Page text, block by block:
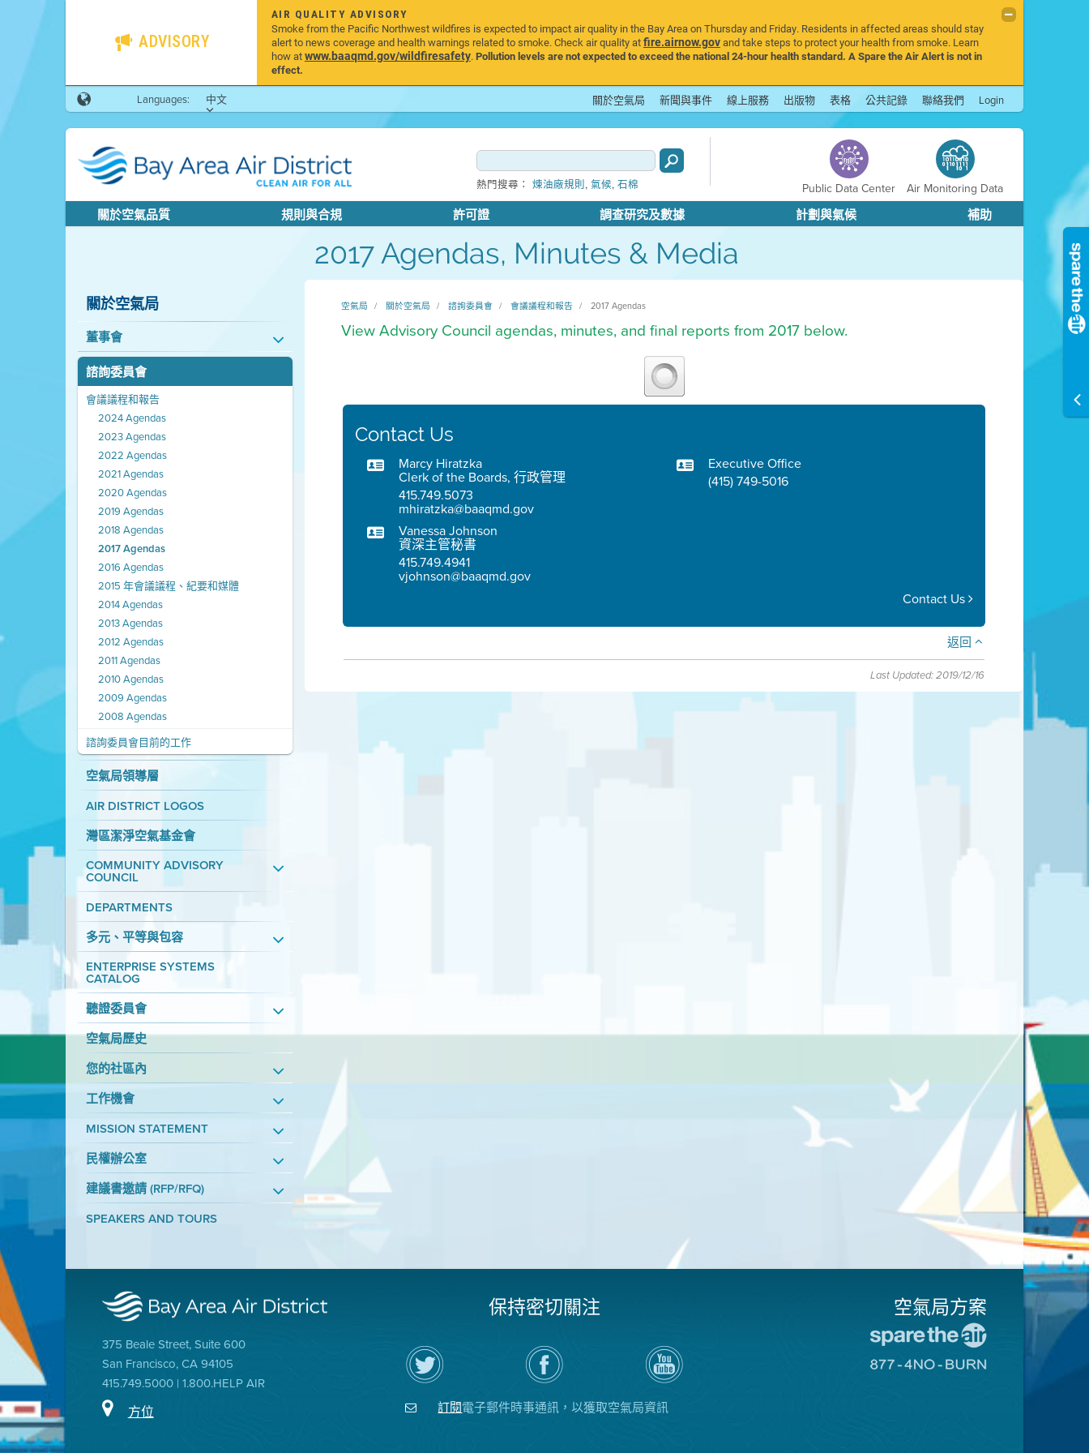
ADVISORY
AIR QUALITY ADVISORY
Smoke from the Pacific Northwest wildfires is expected to impact air quality in the Bay Area on Thursday and Friday. Residents in affected areas should stay
alert to news coverage and health warnings related to smoke. Check air quality atfire.airnow.govand take steps to protect your health from smoke. Learn
how atwww.baaqmd.gov/wildfiresafety.Pollution levels are not expected to exceed the national 24-hour health standard. A Spare the Air Alert is not in
effect.
Languages:
中文 關於空氣局 新聞與事件 線上服務 出版物 表格 公共記錄 聯絡我們 Login
熱門搜尋： 煉油廠規則 , 氣候, 石棉 Public Data Center Air Monitoring Data
關於空氣品質 規則與合規 許可證 調查研究及數據 計劃與氣候 補助
2017 Agendas, Minutes & Media
關於空氣局
董事會
諮詢委員會
會議議程和報告
2024 Agendas
2023 Agendas
2022 Agendas
2021 Agendas
2020 Agendas
2019 Agendas
2018 Agendas
2017 Agendas
2016 Agendas
2015 年會議議程、紀要和媒體
2014 Agendas
2013 Agendas
2012 Agendas
2011 Agendas
2010 Agendas
2009 Agendas
2008 Agendas
諮詢委員會目前的工作
空氣局領導層
AIR DISTRICT LOGOS
灣區潔淨空氣基金會
COMMUNITY ADVISORY
COUNCIL
DEPARTMENTS
多元、平等與包容
ENTERPRISE SYSTEMS
CATALOG
聽證委員會
空氣局歷史
您的社區內
工作機會
MISSION STATEMENT
民權辦公室
建議書邀請 (RFP/RFQ)
SPEAKERS AND TOURS
空氣局 關於空氣局 諮詢委員會 會議議程和報告 2017 Agendas
View Advisory Council agendas, minutes, and final reports from 2017 below.
Contact Us
Marcy Hiratzka
Clerk of the Boards, 行政管理
415.749.5073
mhiratzka@baaqmd.gov
Vanessa Johnson
資深主管秘書
415.749.4941
vjohnson@baaqmd.gov
Executive Office
(415) 749-5016
Contact Us
返回
Last Updated: 2019/12/16
375 Beale Street, Suite 600
San Francisco, CA 94105
415.749.5000 | 1.800.HELP AIR
方位
保持密切關注
在
Twitter
上
關
瀏
覽
空
氣
的
空
氣
局
YouTube
道
訂閱電子郵件時事通訊，以獲取空氣局資訊
空氣局方案
往